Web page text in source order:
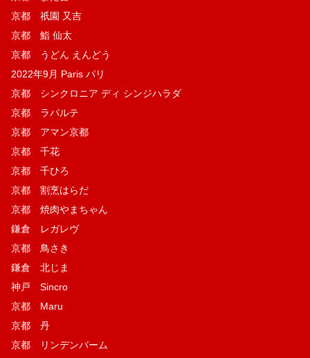
京都 祇園 又吉
京都 鮨 仙太
京都 うどん えんどう
2022年9月 Paris パリ
京都 シンクロニア ディ シンジハラダ
京都 ラパルテ
京都 アマン京都
京都 千花
京都 千ひろ
京都 割烹はらだ
京都 焼肉やまちゃん
鎌倉 レガレヴ
京都 鳥さき
鎌倉 北じま
神戸 Sincro
京都 Maru
京都 丹
京都 リンデンバーム